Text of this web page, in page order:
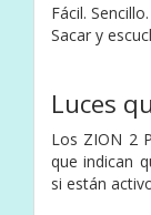
Fácil.
Sacar y
Luces
Los ZION 2
que indican
si están